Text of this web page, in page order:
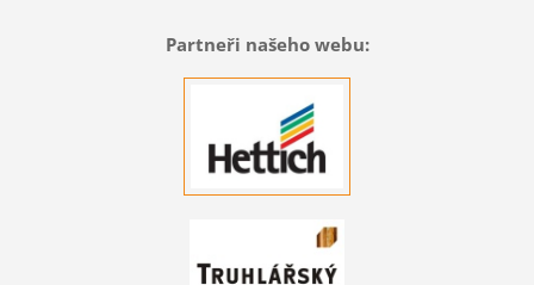
Partneři našeho webu: